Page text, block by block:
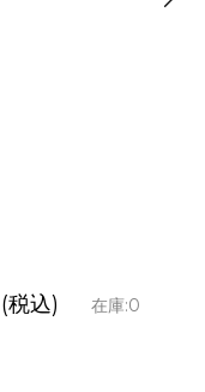
(税込) 在庫:0